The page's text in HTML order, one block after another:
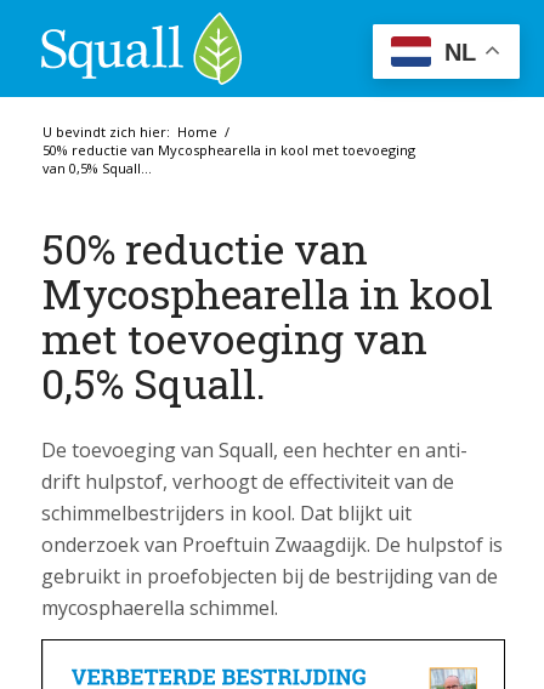
U bevindt zich hier: Home /
50% reductie van Mycosphearella in kool met toevoeging
van 0,5% Squall...
50% reductie van
Mycosphearella in kool
met toevoeging van
0,5% Squall.
De toevoeging van Squall, een hechter en anti-
drift hulpstof, verhoogt de effectiviteit van de
schimmelbestrijders in kool. Dat blijkt uit
onderzoek van Proeftuin Zwaagdijk. De hulpstof is
gebruikt in proefobjecten bij de bestrijding van de
mycosphaerella schimmel.
NL